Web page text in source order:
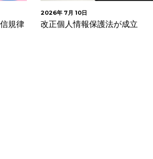
2026年 7月 6日
WebサイトのAIチャットボット